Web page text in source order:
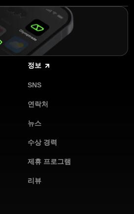
단 $1부터 트레이딩을 시작하세요.
으로 시장에 접근하세요.
를 사용하고 결과를 개선해보세요.
안하며 참여를 장려하는 트레이딩 환경
딩 경험을 최우선으로 합니다.
상품으로 Forex, 주식, 지표에 투자하세
고 배워보세요.
정 기능을 커스텀하세요.
다. 함께 트레이딩해요!
정보
SNS
연락처
뉴스
수상 경력
제휴 프로그램
리뷰